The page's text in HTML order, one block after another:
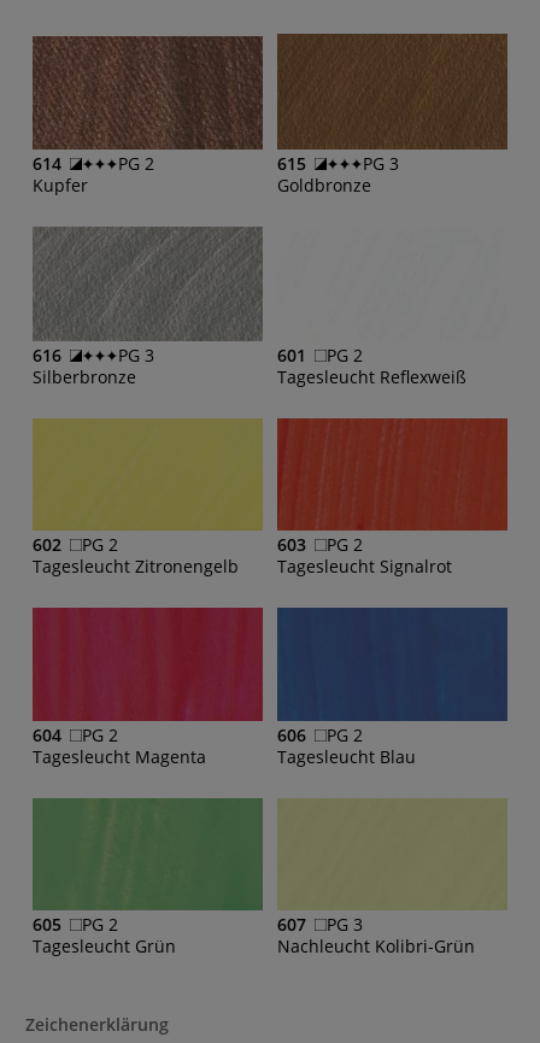
614
PG 2
Kupfer
615
PG 3
Goldbronze
616
PG 3
Silberbronze
601
PG 2
Tagesleucht Reflexweiß
602
PG 2
Tagesleucht Zitronengelb
603
PG 2
Tagesleucht Signalrot
604
PG 2
Tagesleucht Magenta
606
PG 2
Tagesleucht Blau
605
PG 2
Tagesleucht Grün
607
PG 3
Nachleucht Kolibri-Grün
Zeichenerklärung